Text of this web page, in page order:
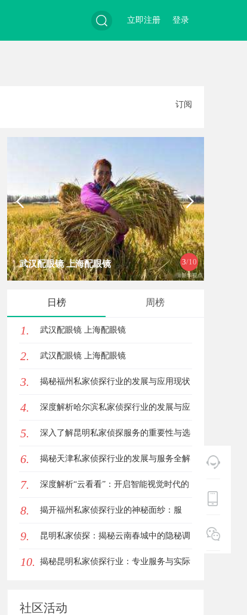
登录
立即注册
订阅
3/10
武汉配眼镜 上海配眼镜
日榜 周榜
1. 武汉配眼镜 上海配眼镜
2. 武汉配眼镜 上海配眼镜
3. 揭秘福州私家侦探行业的发展与应用现状
4. 深度解析哈尔滨私家侦探行业的发展与应
用现状
5. 深入了解昆明私家侦探服务的重要性与选
择指南
6. 揭秘天津私家侦探行业的发展与服务全解
析
7. 深度解析“云看看”：开启智能视觉时代的
新篇章
8. 揭开福州私家侦探行业的神秘面纱：服
务、优势与法律解析
9. 昆明私家侦探：揭秘云南春城中的隐秘调
查力量
10. 揭秘昆明私家侦探行业：专业服务与实际
社区活动